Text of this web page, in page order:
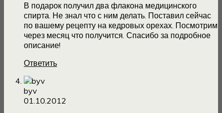
В подарок получил два флакона медицинского
спирта. Не знал что с ним делать. Поставил сейчас
по вашему рецепту на кедровых орехах. Посмотрим
через месяц что получится. Спасибо за подробное
описание!
Ответить
byv
01.10.2012